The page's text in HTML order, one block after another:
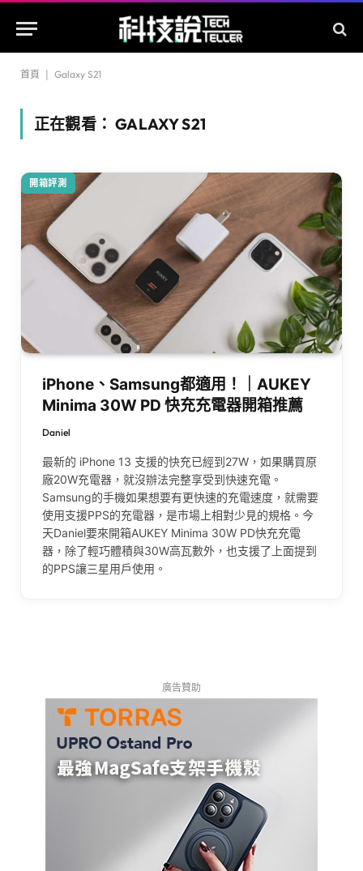
首頁 Galaxy S21
正在觀看：GALAXY S21
開箱評測
iPhone、Samsung都適用！｜AUKEY
Minima 30W PD 快充充電器開箱推薦
Daniel
最新的 iPhone 13 支援的快充已經到27W，如果購買原
廠20W充電器，就沒辦法完整享受到快速充電。
Samsung的手機如果想要有更快速的充電速度，就需要
使用支援PPS的充電器，是市場上相對少見的規格。今
天Daniel要來開箱AUKEY Minima 30W PD快充充電
器，除了輕巧體積與30W高瓦數外，也支援了上面提到
的PPS讓三星用戶使用。
廣告贊助